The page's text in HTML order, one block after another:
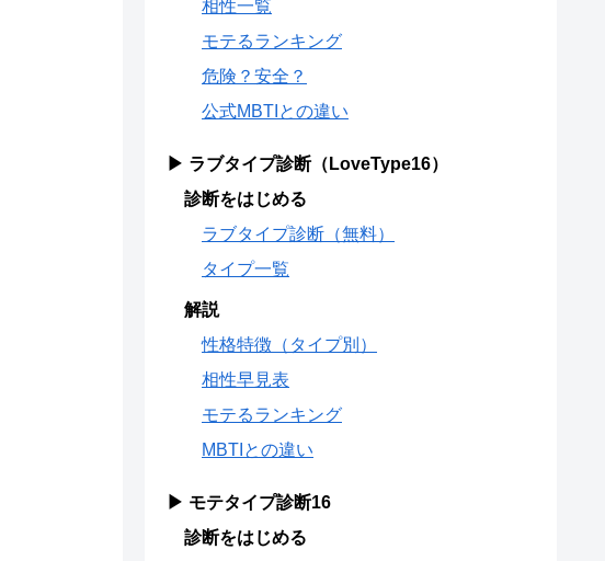
相性一覧
モテるランキング
危険？安全？
公式MBTIとの違い
▶ ラブタイプ診断（LoveType16）
診断をはじめる
ラブタイプ診断（無料）
タイプ一覧
解説
性格特徴（タイプ別）
相性早見表
モテるランキング
MBTIとの違い
▶ モテタイプ診断16
診断をはじめる